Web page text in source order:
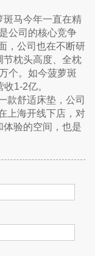
斑马今年一直在精
公司的核心竞争
，公司也在不断研
节枕头高度、全枕
个。如今菠萝斑
1-2亿。
款舒适床垫，公司
上海开线下店，对
体验的空间，也是